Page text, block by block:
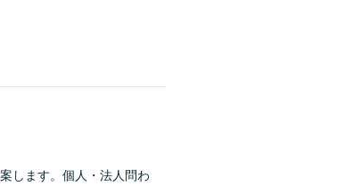
します。個人・法人問わ